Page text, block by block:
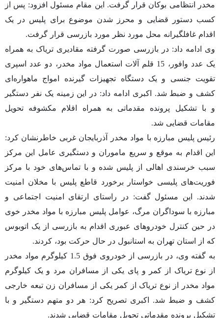
مخدر انتظامی بوکان قرار گرفت. این مقام مسئول افزود: پس از
کسب دستور قضایی و محرز شدن موضوع برای پلیس در یک
اقدام غافلگیرانه محل مورد نظر مورد بازرسی قرار گرفت.
وی ادامه داد: در بازرسی صورت گرفته مقادیری تریاک به همراه
یک عدد وافور، 15 قلم آلات استعمال مواد مخدر، دو عدد اسپری
تقویت جنسی و یک دستگاه تجهیزات گیرنده امواج ماهواره‌ای
کشف و ضبط شد. اکبری ادامه داد: در این زمینه یک نفر دستگیر
و با تشکیل پرونده مقدماتی به همراه اقلام مکشوفه تحویل
مقامات قضایی شد.
رئیس پلیس مبارزه با مواد مخدر آذربایجان غربی خاطرنشان کرد:
این اقدام به موقع و سریع ماموران و دستگیری عامل این مرکز
سبب خرسندی اهالی از پلیس شده و با تماس‌های خود با مرکز
فوریت‌های پلیسی خواستار برخورد قاطع پلیس با مخلان امنیت
شدند. این مسئول گفت: در راستای ارتقای امنیت اجتماعی و
مبارزه با سوداگران مرگ، عوامل پلیس مبارزه با مواد مخدر خوی
در حین کنترل خودروهای عبوری اقدام به بازرسی از یک اتوبوس
که از استان تهران به استانبول در حال حرکت بود، کردند.
به گفته وی، در بازرسی از خودروی فوق 1.5 کیلوگرم مواد مخدر
از نوع تریاک از کمر و پای یکی از مسافران مرد و یک کیلوگرم
مواد مخدر از نوع تریاک از کمر یکی از مسافران زن تبعه خارجی
کشف و ضبط شد. اکبری تصریح کرد: هر دو متهم دستگیر و با
تشکیل پرونده مقدماتی تحویل مقامات قضایی شدند.